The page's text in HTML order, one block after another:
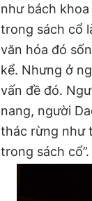
như bách
trong sách cổ
văn hóa đó
kể. Nhưng ở
vấn đề đó.
nang, người
thác rừng như
trong sách cổ”.